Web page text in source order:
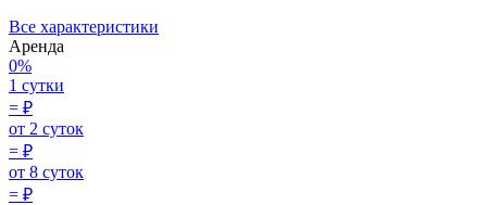
Все характеристики
Аренда
0%
1 сутки
= ₽
от 2 суток
= ₽
от 8 суток
= ₽